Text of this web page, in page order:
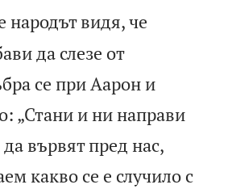
народът видя, че
да слезе от
се при Аарон и
„Стани и ни направи
вървят пред нас,
какво се е случило с